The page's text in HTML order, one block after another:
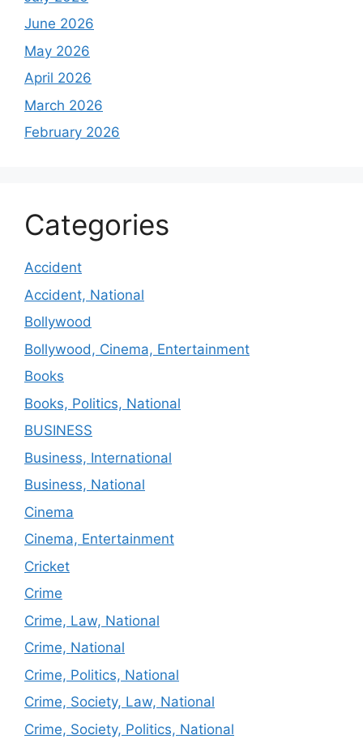
June 2026
May 2026
April 2026
March 2026
February 2026
Categories
Accident
Accident, National
Bollywood
Bollywood, Cinema, Entertainment
Books
Books, Politics, National
BUSINESS
Business, International
Business, National
Cinema
Cinema, Entertainment
Cricket
Crime
Crime, Law, National
Crime, National
Crime, Politics, National
Crime, Society, Law, National
Crime, Society, Politics, National